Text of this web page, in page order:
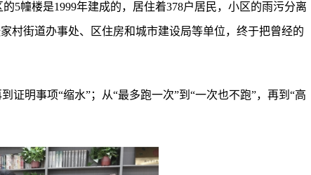
5幢楼是1999年建成的，居住着378户居民，小区的雨污分离
村街道办事处、区住房和城市建设局等单位，终于把曾经的
证明事项“缩水”；从“最多跑一次”到“一次也不跑”，再到“高